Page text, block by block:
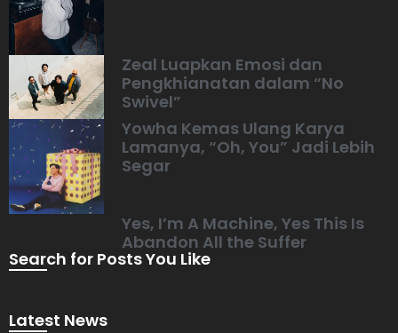
Zeal Luapkan Emosi dan
Pengkhianatan dalam “No
Swivel”
Yowha Kemas Ulang Karya
Lamanya, “Oh, You” Jadi Lebih
Segar
Yes, I’m A Machine, Yes This Is
Abandon All the Suffer
Search for Posts You Like
Latest News